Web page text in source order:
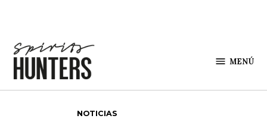
MENÚ
NOTICIAS